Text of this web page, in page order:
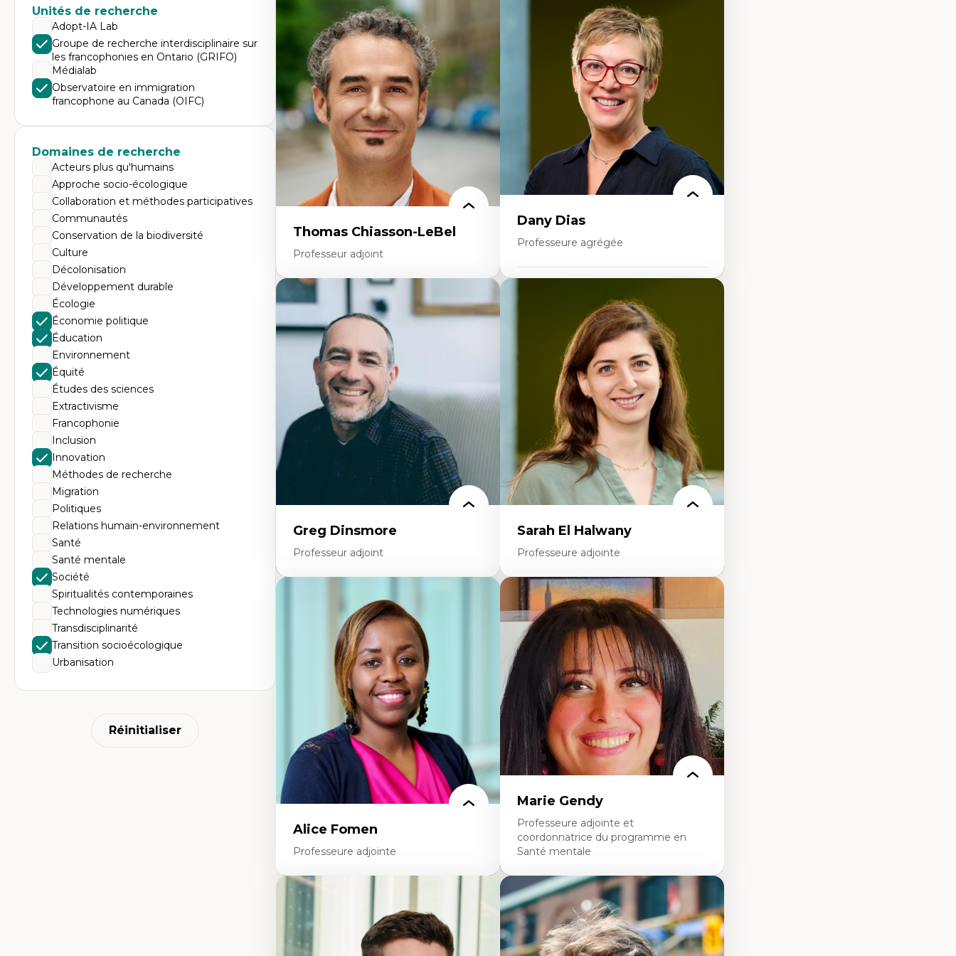
Unités de recherche
Adopt-IA Lab
Groupe de recherche interdisciplinaire sur
les francophonies en Ontario (GRIFO)
Médialab
Observatoire en immigration
francophone au Canada (OIFC)
Domaines de recherche
Acteurs plus qu'humains
Approche socio-écologique
Collaboration et méthodes participatives
Communautés
Conservation de la biodiversité
Culture
Décolonisation
Développement durable
Écologie
Économie politique
Éducation
Environnement
Équité
Études des sciences
Extractivisme
Francophonie
Inclusion
Innovation
Méthodes de recherche
Migration
Politiques
Relations humain-environnement
Santé
Santé mentale
Société
Spiritualités contemporaines
Technologies numériques
Transdisciplinarité
Transition socioécologique
Urbanisation
Réinitialiser
Discours sur la ville et représentations
Mosquées, formes et usages au Canada
Reconnaissance et représentations des
communautés immigrantes dans l'espace
urbain
Design architectural et urbain
Patrimoine et patrimonialisation
Études postcoloniales et décolonisation des
savoirs
Économie circulaire
Modèles d’affaires durables
Histoire des faits économiques
Gestion durable des ressources naturelles
Écologie industrielle
Aménagement durable du territoire
Développement régional
Coopératives
Télétravail en milieu rural francophone
Transition socio-écologique
Thomas Chiasson-LeBel
Professeur adjoint
Expertises
Théories du développement
Économie politique comparée
Élites économiques
Sociologie économique
Extractivisme
Classes sociales
Mouvements sociaux
Théories de l’État
Dany Dias
Professeure agrégée
Pédagogies critiques et justice sociale
Éthique relationnelle et sollicitude en
Décolonisation et autochtonisation de la
formation à l’enseignement
Littératie et didactique du français
Éducation inclusive
Formation à l’enseignement en contexte
francophone minoritaire
Identité linguistique et culturelle
Recherche-action et approches
participatives
Leadership éducatif et pratiques réflexives
Éducation durable et bien-être en
enseignement
Greg Dinsmore
Professeur adjoint
Fragmentation des auditoires médiatiques
Analyse multi-plateforme des auditoires
médiatiques
Analyse des comportements numériques à
travers les données massives et l’IA
Recherche quantitative et qualitative sur
les auditoires médiatiques
Épistémologie des techniques de recherche
numérique et l’IA
Théorie des droits de la personne
La pensée politique d’Hannah Arendt
La pensée politique à l’ère numérique
Justice internationale et normes
internationales
Sarah El Halwany
Professeure adjointe
Expertises
Les apports pédagogiques des théories de
l'affect, du posthumanisme, du féminisme
dans l'éducation aux sciences
L'apprentissage des sciences/STIM dans une
perspective socioécologique de care
L’insertion professionnelle des
enseignant.e.s
Alice Fomen
Professeure adjointe
Expertises
Acceptabilité, acceptation et adoption des
technologies
Technologies d'apprentissage innovantes
Insertion professionnelle du nouveau
Marie Gendy
Professeure adjointe et
coordonnatrice du programme en
Santé mentale
Expertises
Neuropsychiatrie et neurosciences
Direction d'essais cliniques
Analyse des politiques et pratiques en santé
mentale